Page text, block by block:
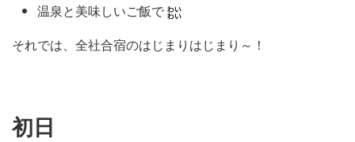
温泉と美味しいご飯で
それでは、全社合宿のはじまりはじまり～！
初日